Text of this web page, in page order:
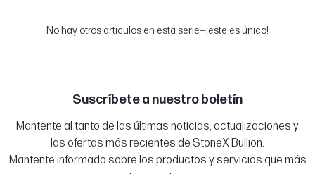
No hay otros artículos en esta serie—¡este es único!
Suscríbete a nuestro boletín
Mantente al tanto de las últimas noticias, actualizaciones y
las ofertas más recientes de StoneX Bullion.
Mantente informado sobre los productos y servicios que más